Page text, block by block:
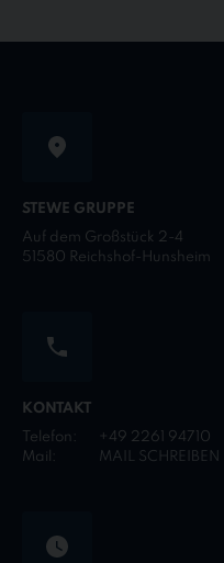
STEWE GRUPPE
Auf dem Großstück 2-4
51580 Reichshof-Hunsheim
KONTAKT
Telefon:
+49 2261 94710
Mail:
MAIL SCHREIBEN